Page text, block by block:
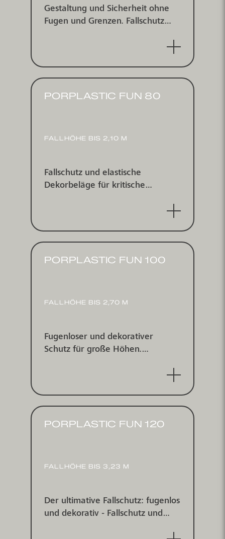
Gestaltung und Sicherheit ohne
Fugen und Grenzen. Fallschutz
PORPLASTIC FUN 80
FALLHÖHE BIS 2,10 M
Fallschutz und elastische
Dekorbeläge für kritische
PORPLASTIC FUN 100
FALLHÖHE BIS 2,70 M
Fugenloser und dekorativer
Schutz für große Höhen.
PORPLASTIC FUN 120
FALLHÖHE BIS 3,23 M
Der ultimative Fallschutz: fugenlos
und dekorativ - Fallschutz und